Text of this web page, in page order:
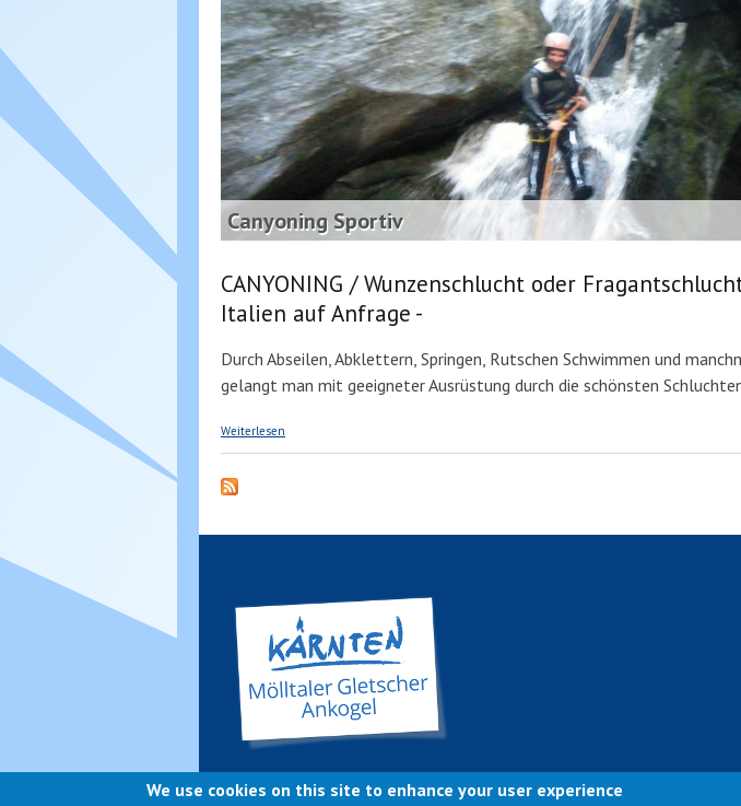
Canyoning Sportiv
CANYONING / Wunzenschlucht oder
Italien auf Anfrage -
Durch Abseilen, Abklettern, Springen, Rutschen Schwimmen und
gelangt man mit geeigneter Ausrüstung durch die schönsten
Weiterlesen
We use cookies on this site to enhance your user experience